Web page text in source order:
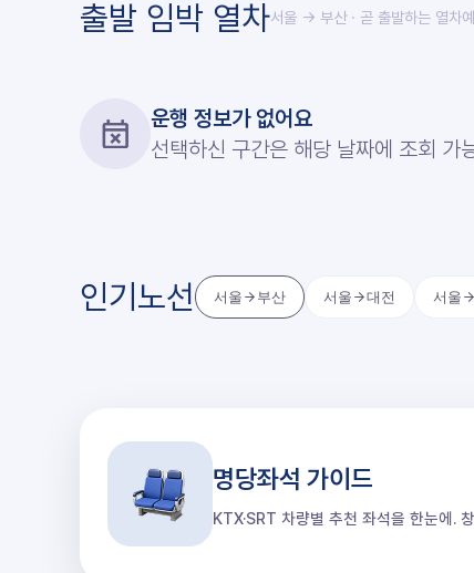
출발 임박 열차서울 → 부산· 곧 출발하는 열차
운행 정보가 없어요
선택하신 구간은 해당 날짜에 조회 가
인기노선 서울 부산 서울 대전 서울
명당좌석 가이드
KTX·SRT 차량별 추천 좌석을 한눈에.